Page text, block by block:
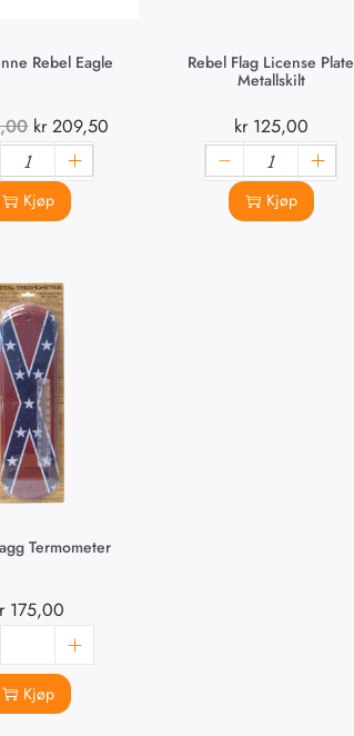
Rebel Eagle
kr209,50
Kjøp
Rebel Flag License Plate
Metallskilt
kr125,00
Kjøp
Termometer
175,00
Kjøp